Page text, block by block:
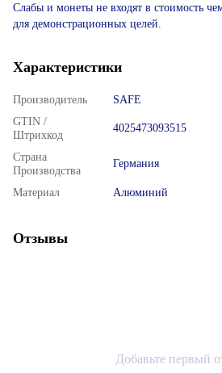
Слабы и монеты не входят в стоимость
для демонстрационных целей.
Характеристики
Производитель
SAFE
GTIN /
Штрихкод
4025473093515
Страна
Производства
Германия
Материал Алюминий
Отзывы
Добавьте первый